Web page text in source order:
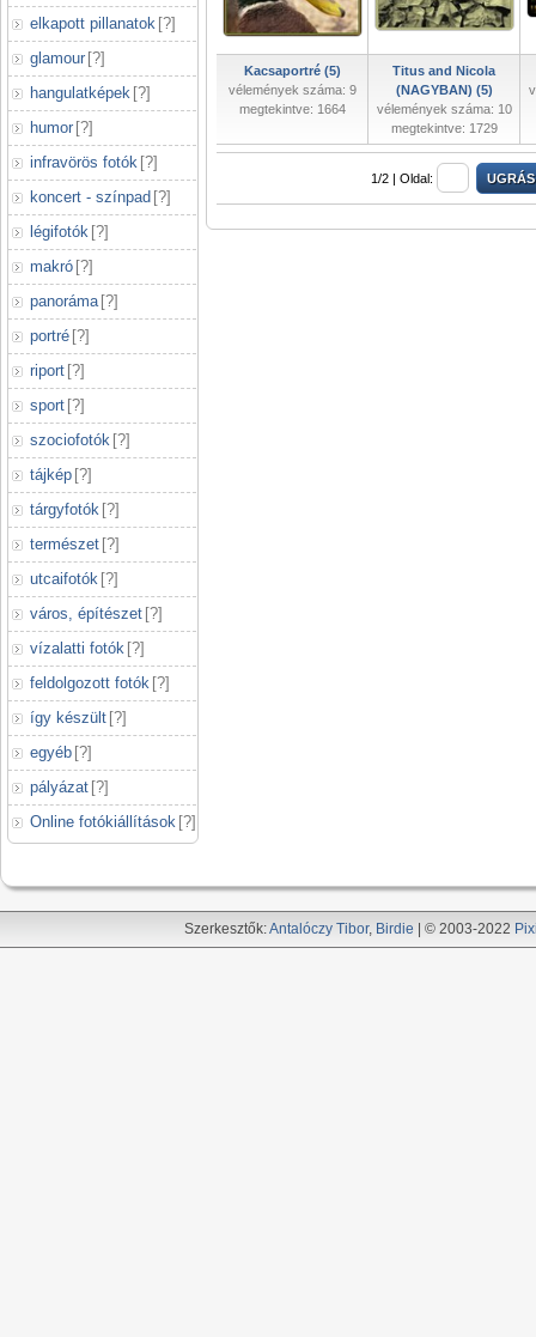
elkapott pillanatok [?]
glamour [?]
hangulatképek [?]
humor [?]
infravörös fotók [?]
koncert - színpad [?]
légifotók [?]
makró [?]
panoráma [?]
portré [?]
riport [?]
sport [?]
szociofotók [?]
tájkép [?]
tárgyfotók [?]
természet [?]
utcaifotók [?]
város, építészet [?]
vízalatti fotók [?]
feldolgozott fotók [?]
így készült [?]
egyéb [?]
pályázat [?]
Online fotókiállítások [?]
Kacsaportré (5)
vélemények száma: 9
megtekintve: 1664
Titus and Nicola
(NAGYBAN) (5)
vélemények száma: 10
megtekintve: 1729
1/2 | Oldal:
Szerkesztők:Antalóczy Tibor, Birdie | © 2003-2022